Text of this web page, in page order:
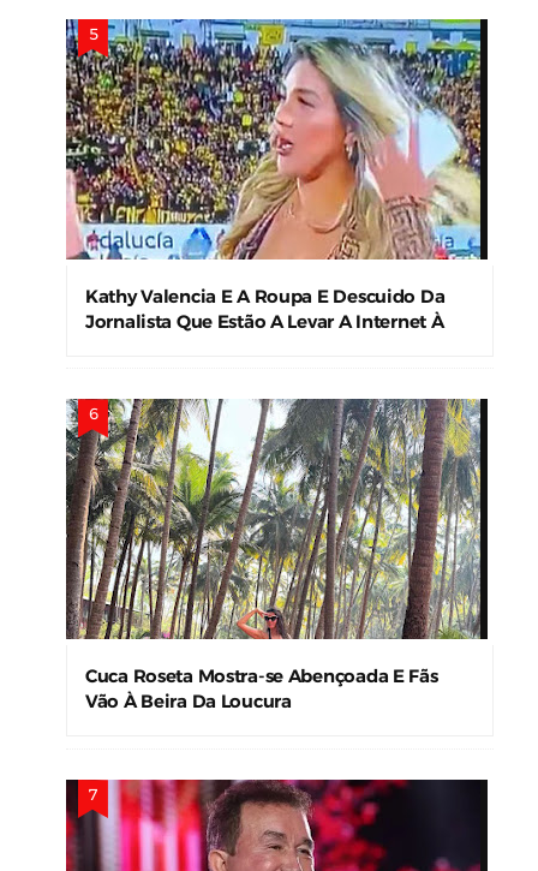
Kathy Valencia E A Roupa E Descuido Da
Jornalista Que Estão A Levar A Internet À
Cuca Roseta Mostra-se Abençoada E Fãs
Vão À Beira Da Loucura